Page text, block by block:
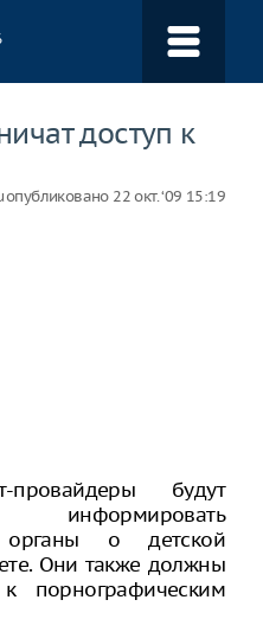
доступ к
опубликовано 22 окт. ‘09 15:19
провайдеры будут
органы о детской
Они также должны
порнографическим